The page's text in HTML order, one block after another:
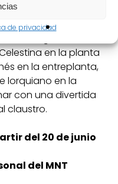
de privacidad
del Teatro” a
la historia
en la planta
en la entreplanta,
lorquiano en la
con una divertida
claustro.
del 20 de junio
del MNT